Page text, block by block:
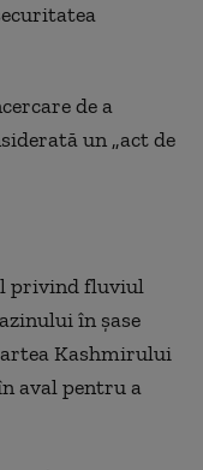
de a
un „act de
privind fluviul
în şase
Kashmirului
aval pentru a